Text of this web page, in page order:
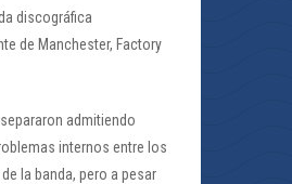
discográfica
de Manchester, Factory
admitiendo
internos entre los
la banda, pero a pesar